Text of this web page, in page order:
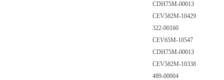
CDH75M-00013
CEV582M-10429
322-00160
CEV65M-10547
CDH75M-00013
CEV582M-10338
489-00004